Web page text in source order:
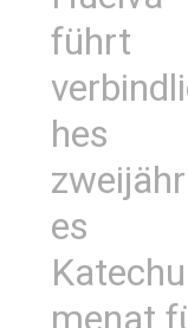
führt
hes
es
Katechu
menat